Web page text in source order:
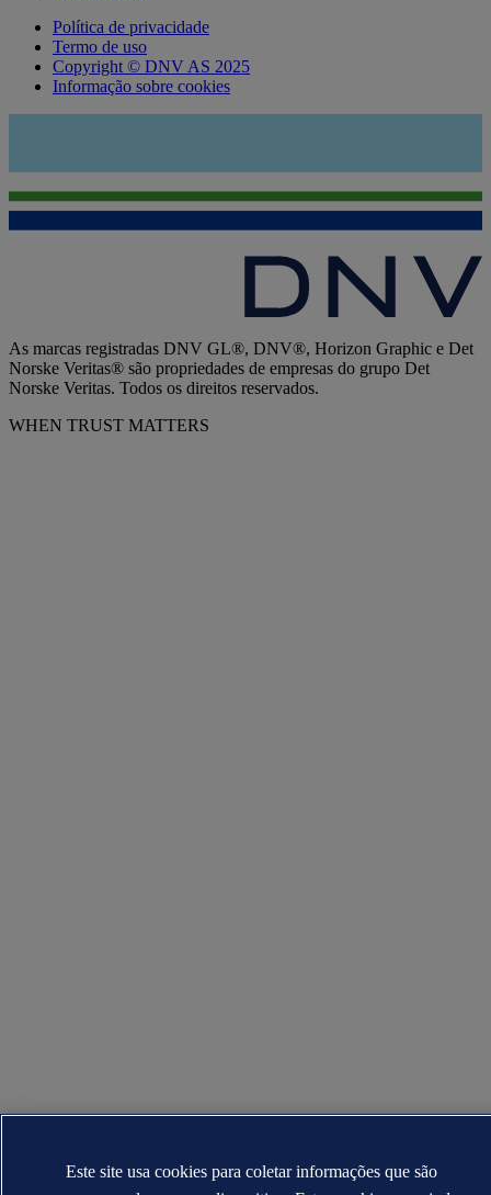
Política de privacidade
Termo de uso
Copyright © DNV AS 2025
Informação sobre cookies
As marcas registradas DNV GL®, DNV®, Horizon Graphic e Det
Norske Veritas® são propriedades de empresas do grupo Det
Norske Veritas. Todos os direitos reservados.
WHEN TRUST MATTERS
Este site usa cookies para coletar informações que são